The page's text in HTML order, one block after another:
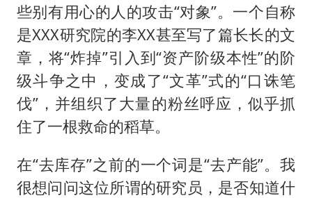
些别有用心的人的攻击“对象”。一个自称
是XXX研究院的李XX甚至写了篇长长的文
章，将“炸掉”引入到“资产阶级本性”的阶
级斗争之中，变成了“文革”式的“口诛笔
伐”，并组织了大量的粉丝呼应，似乎抓
住了一根救命的稻草。
在“去库存”之前的一个词是“去产能”。我
很想问问这位所谓的研究员，是否知道什